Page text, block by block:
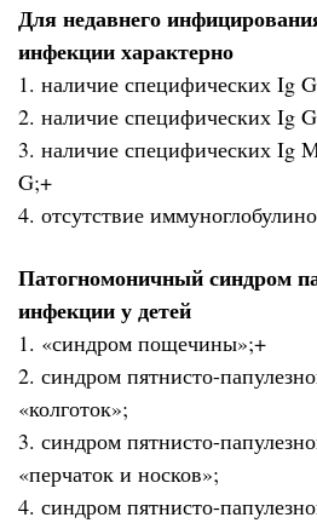
Для недавнего
инфекции характерно
1. наличие специфических Ig
2. наличие специфических Ig
3. наличие специфических Ig
G;+
4. отсутствие
Патогномоничный синдром
инфекции у детей
1. «синдром пощечины»;+
2. синдром пятнисто-
«колготок»;
3. синдром пятнисто-
«перчаток и носков»;
4. синдром пятнисто-